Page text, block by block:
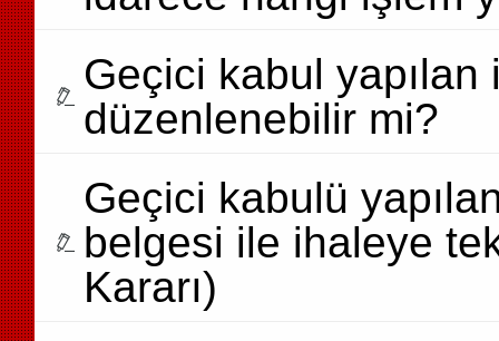
Geçici kabul
düzenlenebilir mi?
Geçici kabulü
belgesi ile ihaleye
Kararı)